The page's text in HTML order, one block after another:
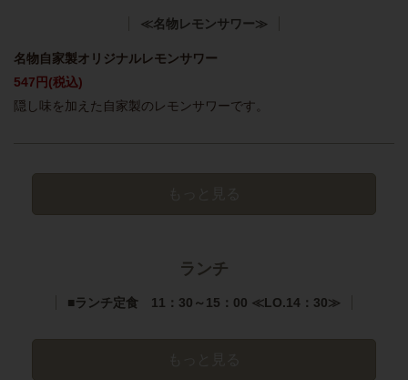
≪名物レモンサワー≫
名物自家製オリジナルレモンサワー
547円 (税込)
隠し味を加えた自家製のレモンサワーです。
ランチ
■ランチ定食 11：30～15：00 ≪LO.14：30≫